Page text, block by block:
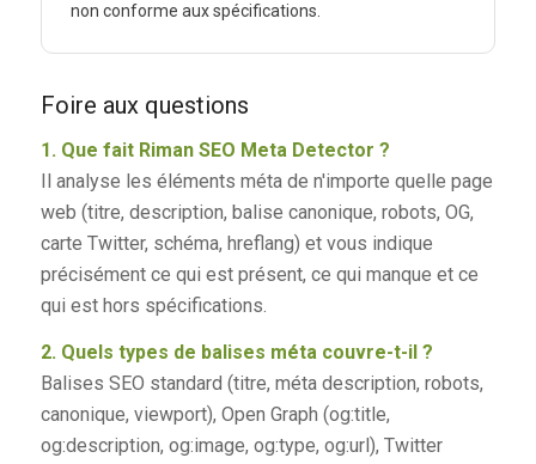
non conforme aux spécifications.
Foire aux questions
1. Que fait Riman SEO Meta Detector ?
Il analyse les éléments méta de n'importe quelle page
web (titre, description, balise canonique, robots, OG,
carte Twitter, schéma, hreflang) et vous indique
précisément ce qui est présent, ce qui manque et ce
qui est hors spécifications.
2. Quels types de balises méta couvre-t-il ?
Balises SEO standard (titre, méta description, robots,
canonique, viewport), Open Graph (og:title,
og:description, og:image, og:type, og:url), Twitter